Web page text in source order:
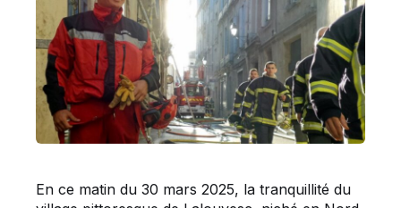
En ce matin du 30 mars 2025, la tranquillité du